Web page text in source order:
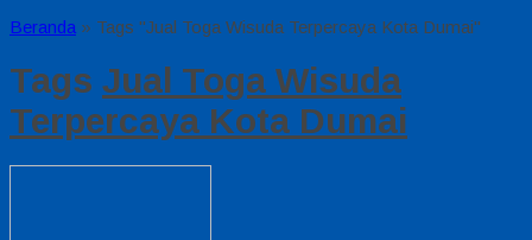
Beranda » Tags "Jual Toga Wisuda Terpercaya Kota Dumai"
Tags Jual Toga Wisuda
Terpercaya Kota Dumai